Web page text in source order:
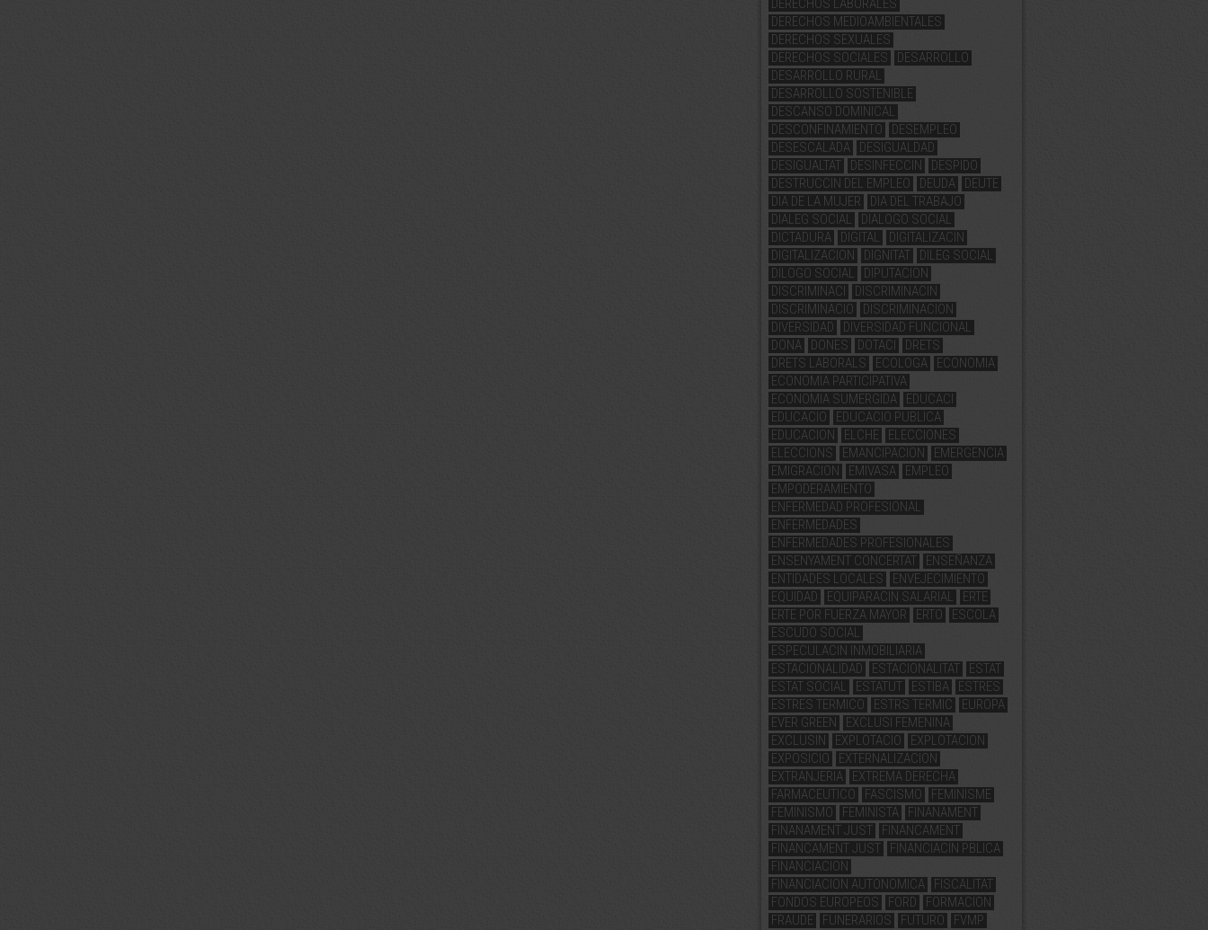
DERECHOS LABORALES
DERECHOS MEDIOAMBIENTALES
DERECHOS SEXUALES
DERECHOS SOCIALES
DESARROLLO
DESARROLLO RURAL
DESARROLLO SOSTENIBLE
DESCANSO DOMINICAL
DESCONFINAMIENTO
DESEMPLEO
DESESCALADA
DESIGUALDAD
DESIGUALTAT
DESINFECCIN
DESPIDO
DESTRUCCIN DEL EMPLEO
DEUDA
DEUTE
DIA DE LA MUJER
DIA DEL TRABAJO
DIALEG SOCIAL
DIALOGO SOCIAL
DICTADURA
DIGITAL
DIGITALIZACIN
DIGITALIZACION
DIGNITAT
DILEG SOCIAL
DILOGO SOCIAL
DIPUTACION
DISCRIMINACI
DISCRIMINACIN
DISCRIMINACIO
DISCRIMINACION
DIVERSIDAD
DIVERSIDAD FUNCIONAL
DONA
DONES DOTACI
DRETS
DRETS LABORALS
ECOLOGA
ECONOMIA
ECONOMIA PARTICIPATIVA
ECONOMIA SUMERGIDA
EDUCACI
EDUCACIO
EDUCACIO PUBLICA
EDUCACION
ELCHE
ELECCIONES
ELECCIONS
EMANCIPACION
EMERGENCIA
EMIGRACION
EMIVASA
EMPLEO
EMPODERAMIENTO
ENFERMEDAD PROFESIONAL
ENFERMEDADES
ENFERMEDADES PROFESIONALES
ENSENYAMENT CONCERTAT
ENSEÑANZA
ENTIDADES LOCALES
ENVEJECIMIENTO
EQUIDAD
EQUIPARACIN SALARIAL
ERTE
ERTE POR FUERZA MAYOR
ERTO
ESCOLA
ESCUDO SOCIAL
ESPECULACIN INMOBILIARIA
ESTACIONALIDAD
ESTACIONALITAT
ESTAT
ESTAT SOCIAL
ESTATUT ESTIBA
ESTRES
ESTRES TERMICO
ESTRS TERMIC
EUROPA
EVER GREEN
EXCLUSI FEMENINA
EXCLUSIN
EXPLOTACIO
EXPLOTACION
EXPOSICIO
EXTERNALIZACION
EXTRANJERIA
EXTREMA DERECHA
FARMACEUTICO
FASCISMO
FEMINISME
FEMINISMO
FEMINISTA
FINANAMENT
FINANAMENT JUST
FINANCAMENT
FINANCAMENT JUST
FINANCIACIN PBLICA
FINANCIACION
FINANCIACION AUTONOMICA
FISCALITAT
FONDOS EUROPEOS
FORD
FORMACION
FRAUDE
FUNERARIOS FUTURO
FVMP